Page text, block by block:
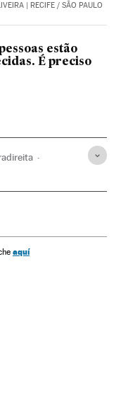
| RECIFE / SÃO PAULO
estão
É preciso
aquí